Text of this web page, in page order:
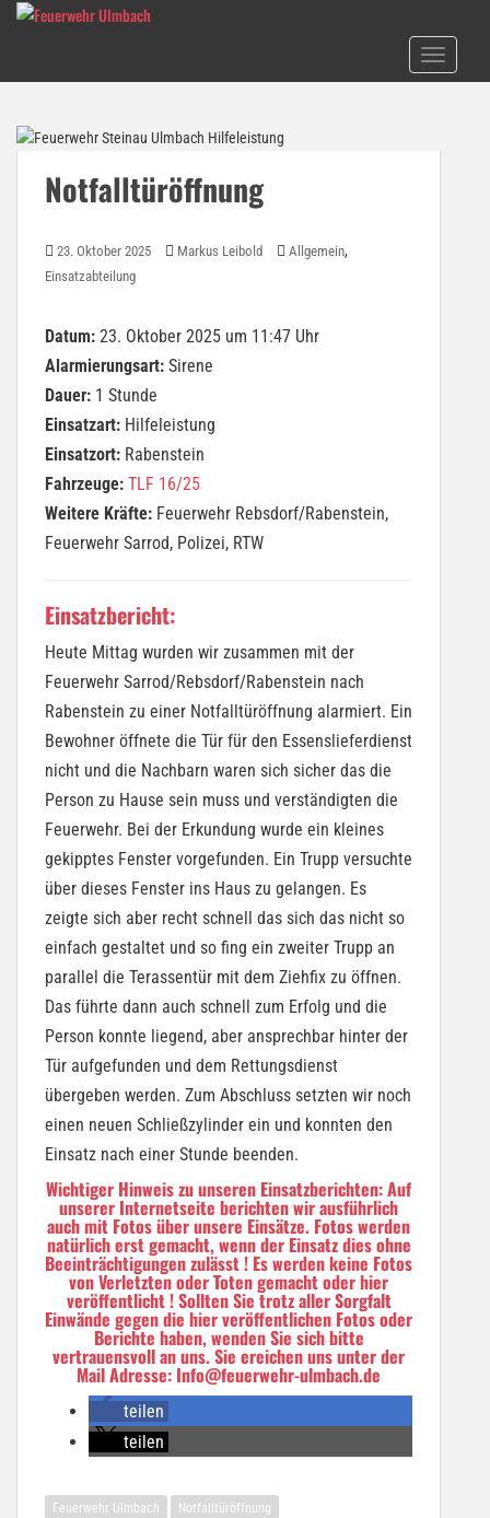
p
TOGGLE
Notfalltüröffnung
23. Oktober 2025 Markus Leibold Allgemein,
Einsatzabteilung
Datum: 23. Oktober 2025 um 11:47 Uhr
Alarmierungsart: Sirene
Dauer: 1 Stunde
Einsatzart: Hilfeleistung
Einsatzort: Rabenstein
Fahrzeuge: TLF 16/25
Weitere Kräfte: Feuerwehr Rebsdorf/Rabenstein,
Feuerwehr Sarrod, Polizei, RTW
Einsatzbericht:
Heute Mittag wurden wir zusammen mit der
Feuerwehr Sarrod/Rebsdorf/Rabenstein nach
Rabenstein zu einer Notfalltüröffnung alarmiert. Ein
Bewohner öffnete die Tür für den Essenslieferdienst
nicht und die Nachbarn waren sich sicher das die
Person zu Hause sein muss und verständigten die
Feuerwehr. Bei der Erkundung wurde ein kleines
gekipptes Fenster vorgefunden. Ein Trupp versuchte
über dieses Fenster ins Haus zu gelangen. Es
zeigte sich aber recht schnell das sich das nicht so
einfach gestaltet und so fing ein zweiter Trupp an
parallel die Terassentür mit dem Ziehfix zu öffnen.
Das führte dann auch schnell zum Erfolg und die
Person konnte liegend, aber ansprechbar hinter der
Tür aufgefunden und dem Rettungsdienst
übergeben werden. Zum Abschluss setzten wir noch
einen neuen Schließzylinder ein und konnten den
Einsatz nach einer Stunde beenden.
Wichtiger Hinweis zu unseren Einsatzberichten: Auf
unserer Internetseite berichten wir ausführlich
auch mit Fotos über unsere Einsätze. Fotos werden
natürlich erst gemacht, wenn der Einsatz dies ohne
Beeinträchtigungen zulässt ! Es werden keine Fotos
von Verletzten oder Toten gemacht oder hier
veröffentlicht ! Sollten Sie trotz aller Sorgfalt
Einwände gegen die hier veröffentlichen Fotos oder
Berichte haben, wenden Sie sich bitte
vertrauensvoll an uns. Sie ereichen uns unter der
Mail Adresse: Info@feuerwehr-ulmbach.de
teilen
teilen
Feuerwehr Ulmbach Notfalltüröffnung